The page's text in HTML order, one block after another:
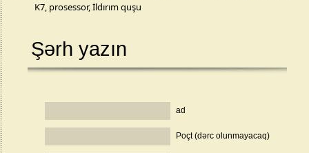
K7, prosessor,İldırım quşu
Şərh yazın
ad
Poçt (dərc olunmayacaq)